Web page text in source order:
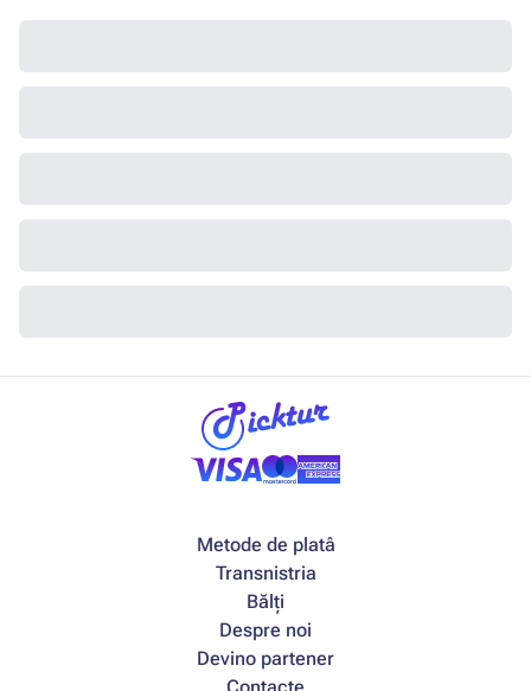
Metode de platâ
Transnistria
Bălți
Despre noi
Devino partener